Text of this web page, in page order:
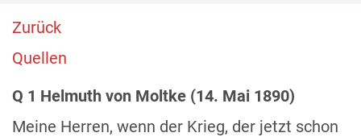
Zurück
Quellen
Q 1 Helmuth von Moltke (14. Mai 1890)
Meine Herren, wenn der Krieg, der jetzt schon